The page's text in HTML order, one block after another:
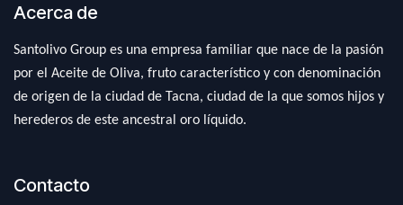
Acerca de
Santolivo Group es una empresa familiar que nace de la pasión
por el Aceite de Oliva, fruto característico y con denominación
de origen de la ciudad de Tacna, ciudad de la que somos hijos y
herederos de este ancestral oro líquido.
Contacto